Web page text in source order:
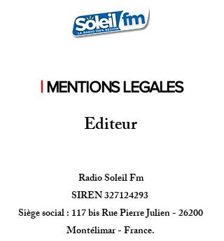
| MENTIONS LEGALES
Editeur
Radio Soleil Fm
SIREN 327124293
Siège social : 117 bis Rue Pierre Julien - 26200
Montélimar - France.